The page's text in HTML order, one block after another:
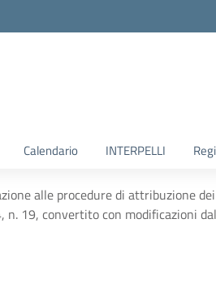
Calendario INTERPELLI
alle procedure di attribuzione
19, convertito con modificazioni